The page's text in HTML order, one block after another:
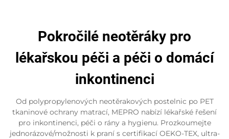
Pokročilé neotěráky pro
lékařskou péči a péči o domácí
inkontinenci
Od polypropylenových neotěrakových postelnic po PET
tkaninové ochrany matrací, MEPRO nabízí lékařské řešení
pro inkontinenci, péči o rány a hygienu. Prozkoumejte
jednorázové/možnosti k praní s certifikací OEKO-TEX, ultra-